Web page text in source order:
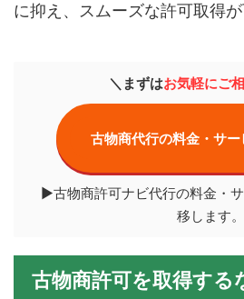
に抑え、スムーズな許可取得が
＼まずはお気軽にご
古物商代行の料金・サー
▶古物商許可ナビ代行の料金・
移します。
古物商許可を取得する